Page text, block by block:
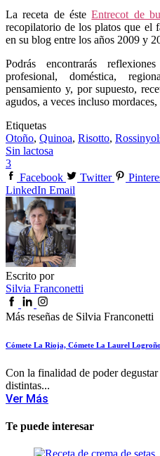
La receta de ésteEntrecot de
recopilatorio de los platos que el
en su blog entre los años 2009 y
Podrás encontrarás
profesional, doméstica,
pensamiento y, por supuesto,
agudos, a veces incluso
Etiquetas
Otoño, Quinoa, Risotto,
Sin lactosa
3
Facebook
Twitter
LinkedIn Email
Escrito por
Silvia Franconetti
Más reseñas de Silvia Franconetti
Cómete La Rioja, Cómete La Laurel
Con la finalidad de poder
distintas...
Ver Más
Te puede interesar